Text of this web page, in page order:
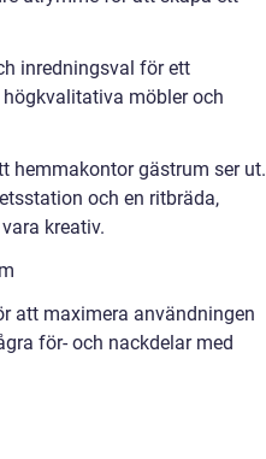
inredningsval för ett
möbler och
hemmakontor gästrum ser ut.
och en ritbräda,
kreativ.
att maximera användningen
för- och nackdelar med